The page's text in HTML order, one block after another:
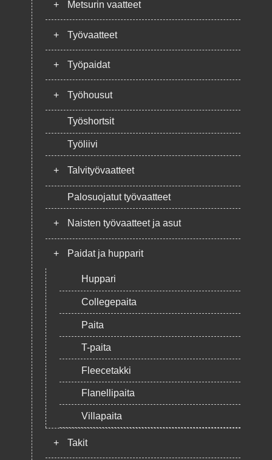
+ Metsurin vaatteet
+ Työvaatteet
+ Työpaidat
+ Työhousut
Työshortsit
Työliivi
+ Talvityövaatteet
Palosuojatut työvaatteet
+ Naisten työvaatteet ja asut
+ Paidat ja hupparit
Huppari
Collegepaita
Paita
T-paita
Fleecetakki
Flanellipaita
Villapaita
+ Takit